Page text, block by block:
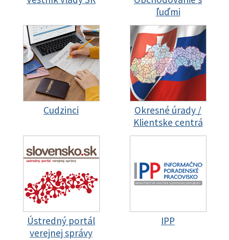
ľuďmi
Cudzinci
Okresné úrady /
Klientske centrá
Ústredný portál
verejnej správy
IPP